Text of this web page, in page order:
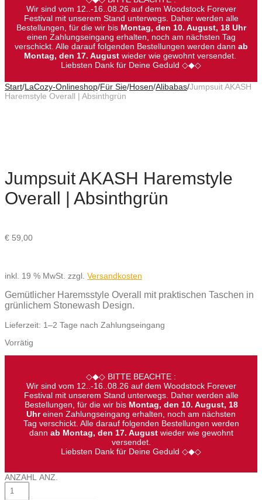
Wir sind vom 12..-16..08.26 auf dem Woodstock Forever
Festival mit unserem Stand unterwegs. Daher werden alle
Bestellungen, für die wir bis Montag, den 10. August, 18 Uhr
einen Zahlungseingang erhalten, noch am nächsten Tag
verschickt. Alle darauf folgenden Bestellungen werden dann ab
Montag, den 17. August wieder wie gewohnt versendet.
Liebsten Dank für Deine Geduld ◇◆◇
Start/LaCozy-Onlineshop/Für Sie/Hosen/Alibabas/Jumpsuit AKASH
Haremstyle Overall | Absinthgrün
Jumpsuit AKASH Haremstyle
Overall | Absinthgrün
€ 59,00
inkl. 19 % MwSt. zzgl. Versandkosten
Gemütlicher Haremsstyle Overall mit praktischen Taschen in
grünlichem Stonewash Design.
Lieferzeit: 1–2 Tage nach Zahlungseingang
Vorrätig
◇◆◇ BITTE BEACHTE :
Wir sind vom 12..-16..08.26 auf dem Woodstock Forever
Festival mit unserem Stand unterwegs. Daher werden alle
Bestellungen, für die wir bis Montag, den 10. August, 18
Uhreinen Zahlungseingang erhalten, noch am nächsten
Tag verschickt. Alle darauf folgenden Bestellungen werden
dann ab Montag, den 17. August wieder wie gewohnt
versendet.
Liebsten Dank für Deine Geduld ◇◆◇
ANZAHL ANZ.